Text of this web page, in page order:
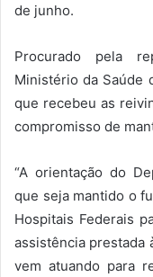
de junho.
Procurado pela
Ministério da Saúde
que recebeu as
compromisso de
“A orientação do
que seja mantido o
Hospitais Federais
assistência prestada
vem atuando para